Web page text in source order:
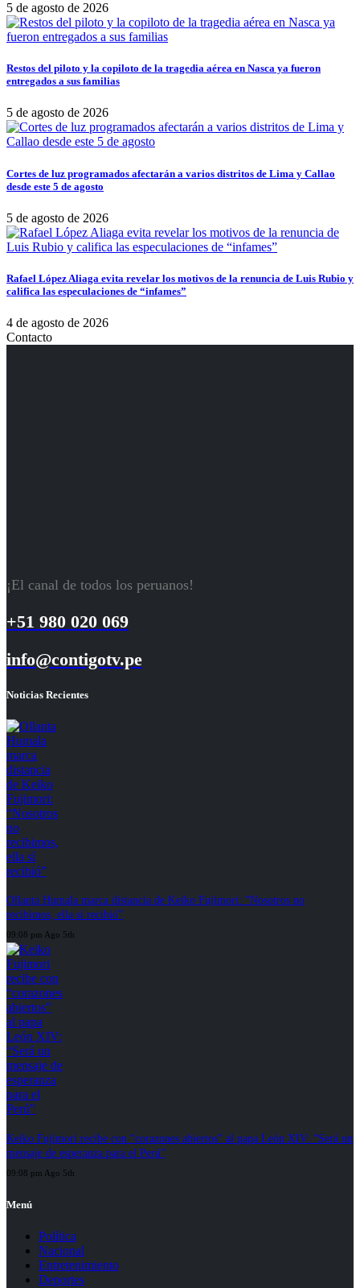
5 de agosto de 2026
Restos del piloto y la copiloto de la tragedia aérea en Nasca ya fueron
entregados a sus familias
5 de agosto de 2026
Cortes de luz programados afectarán a varios distritos de Lima y Callao
desde este 5 de agosto
5 de agosto de 2026
Rafael López Aliaga evita revelar los motivos de la renuncia de Luis Rubio y
califica las especulaciones de “infames”
4 de agosto de 2026
Contacto
¡El canal de todos los peruanos!
+51 980 020 069
info@contigotv.pe
Noticias Recientes
Ollanta Humala marca distancia de Keiko Fujimori: “Nosotros no
recibimos, ella sí recibió”
09:08 pm Ago 5th
Keiko Fujimori recibe con “corazones abiertos” al papa León XIV: “Será un
mensaje de esperanza para el Perú”
09:08 pm Ago 5th
Menú
Política
Nacional
Entretenimiento
Deportes